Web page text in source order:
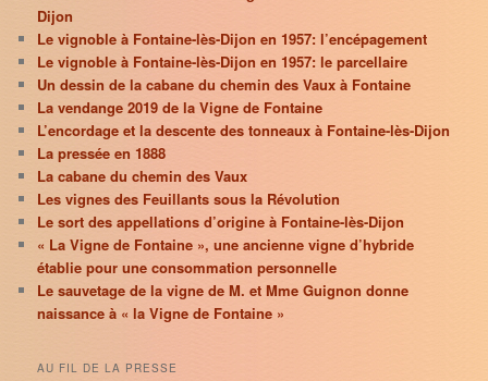
Dijon
Le vignoble à Fontaine-lès-Dijon en 1957: l’encépagement
Le vignoble à Fontaine-lès-Dijon en 1957: le parcellaire
Un dessin de la cabane du chemin des Vaux à Fontaine
La vendange 2019 de la Vigne de Fontaine
L’encordage et la descente des tonneaux à Fontaine-lès-Dijon
La pressée en 1888
La cabane du chemin des Vaux
Les vignes des Feuillants sous la Révolution
Le sort des appellations d’origine à Fontaine-lès-Dijon
« La Vigne de Fontaine », une ancienne vigne d’hybride
établie pour une consommation personnelle
Le sauvetage de la vigne de M. et Mme Guignon donne
naissance à « la Vigne de Fontaine »
AU FIL DE LA PRESSE